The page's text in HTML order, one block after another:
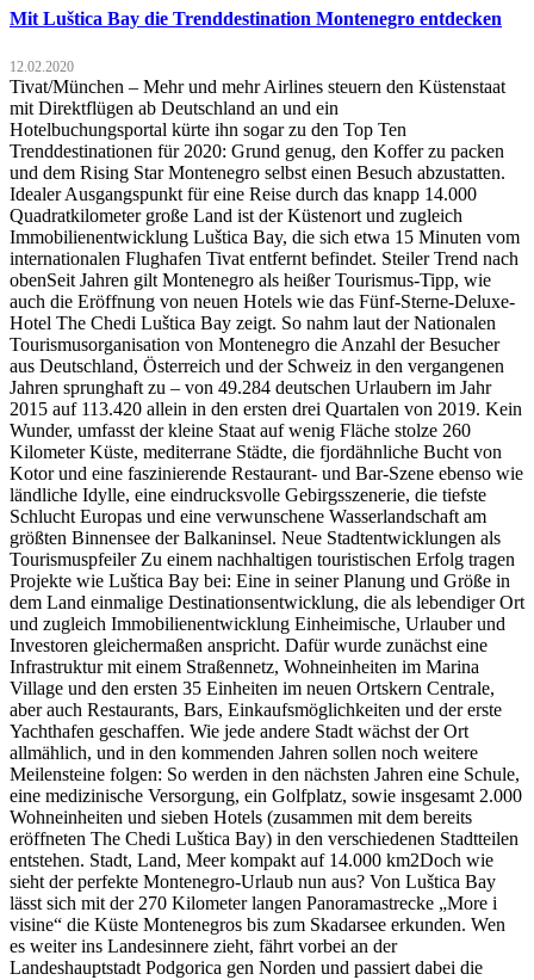
Mit Luštica Bay die Trenddestination Montenegro entdecken
12.02.2020
Tivat/München – Mehr und mehr Airlines steuern den Küstenstaat
mit Direktflügen ab Deutschland an und ein
Hotelbuchungsportal kürte ihn sogar zu den Top Ten
Trenddestinationen für 2020: Grund genug, den Koffer zu packen
und dem Rising Star Montenegro selbst einen Besuch abzustatten.
Idealer Ausgangspunkt für eine Reise durch das knapp 14.000
Quadratkilometer große Land ist der Küstenort und zugleich
Immobilienentwicklung Luštica Bay, die sich etwa 15 Minuten vom
internationalen Flughafen Tivat entfernt befindet. Steiler Trend nach
obenSeit Jahren gilt Montenegro als heißer Tourismus-Tipp, wie
auch die Eröffnung von neuen Hotels wie das Fünf-Sterne-Deluxe-
Hotel The Chedi Luštica Bay zeigt. So nahm laut der Nationalen
Tourismusorganisation von Montenegro die Anzahl der Besucher
aus Deutschland, Österreich und der Schweiz in den vergangenen
Jahren sprunghaft zu – von 49.284 deutschen Urlaubern im Jahr
2015 auf 113.420 allein in den ersten drei Quartalen von 2019. Kein
Wunder, umfasst der kleine Staat auf wenig Fläche stolze 260
Kilometer Küste, mediterrane Städte, die fjordähnliche Bucht von
Kotor und eine faszinierende Restaurant- und Bar-Szene ebenso wie
ländliche Idylle, eine eindrucksvolle Gebirgsszenerie, die tiefste
Schlucht Europas und eine verwunschene Wasserlandschaft am
größten Binnensee der Balkaninsel. Neue Stadtentwicklungen als
Tourismuspfeiler Zu einem nachhaltigen touristischen Erfolg tragen
Projekte wie Luštica Bay bei: Eine in seiner Planung und Größe in
dem Land einmalige Destinationsentwicklung, die als lebendiger Ort
und zugleich Immobilienentwicklung Einheimische, Urlauber und
Investoren gleichermaßen anspricht. Dafür wurde zunächst eine
Infrastruktur mit einem Straßennetz, Wohneinheiten im Marina
Village und den ersten 35 Einheiten im neuen Ortskern Centrale,
aber auch Restaurants, Bars, Einkaufsmöglichkeiten und der erste
Yachthafen geschaffen. Wie jede andere Stadt wächst der Ort
allmählich, und in den kommenden Jahren sollen noch weitere
Meilensteine folgen: So werden in den nächsten Jahren eine Schule,
eine medizinische Versorgung, ein Golfplatz, sowie insgesamt 2.000
Wohneinheiten und sieben Hotels (zusammen mit dem bereits
eröffneten The Chedi Luštica Bay) in den verschiedenen Stadtteilen
entstehen. Stadt, Land, Meer kompakt auf 14.000 km2Doch wie
sieht der perfekte Montenegro-Urlaub nun aus? Von Luštica Bay
lässt sich mit der 270 Kilometer langen Panoramastrecke „More i
visine“ die Küste Montenegros bis zum Skadarsee erkunden. Wen
es weiter ins Landesinnere zieht, fährt vorbei an der
Landeshauptstadt Podgorica gen Norden und passiert dabei die